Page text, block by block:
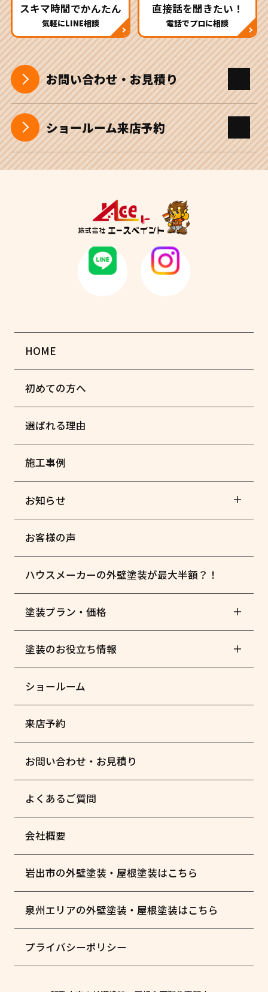
スキマ時間でかんたん
気軽にLINE相談
直接話を聞きたい！
電話でプロに相談
お問い合わせ・お見積り
ショールーム来店予約
HOME
初めての方へ
選ばれる理由
施工事例
お知らせ
お客様の声
ハウスメーカーの外壁塗装が最大半額？！
塗装プラン・価格
塗装のお役立ち情報
ショールーム
来店予約
お問い合わせ・お見積り
よくあるご質問
会社概要
岩出市の外壁塗装・屋根塗装はこちら
泉州エリアの外壁塗装・屋根塗装はこちら
プライバシーポリシー